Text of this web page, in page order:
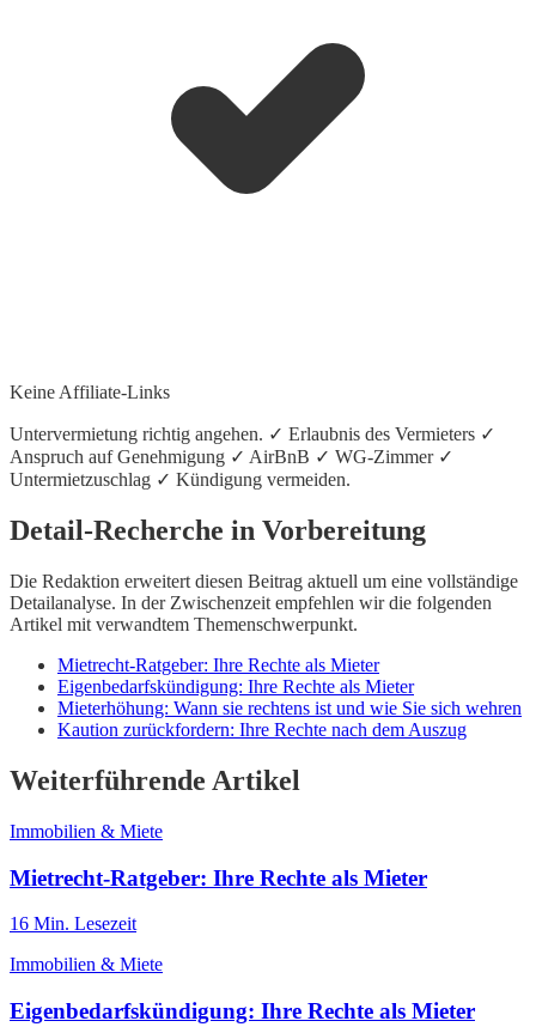
Keine Affiliate-Links
Untervermietung richtig angehen. ✓ Erlaubnis des Vermieters ✓
Anspruch auf Genehmigung ✓ AirBnB ✓ WG-Zimmer ✓
Untermietzuschlag ✓ Kündigung vermeiden.
Detail-Recherche in Vorbereitung
Die Redaktion erweitert diesen Beitrag aktuell um eine vollständige
Detailanalyse. In der Zwischenzeit empfehlen wir die folgenden
Artikel mit verwandtem Themenschwerpunkt.
Mietrecht-Ratgeber: Ihre Rechte als Mieter
Eigenbedarfskündigung: Ihre Rechte als Mieter
Mieterhöhung: Wann sie rechtens ist und wie Sie sich wehren
Kaution zurückfordern: Ihre Rechte nach dem Auszug
Weiterführende Artikel
Immobilien & Miete
Mietrecht-Ratgeber: Ihre Rechte als Mieter
16 Min. Lesezeit
Immobilien & Miete
Eigenbedarfskündigung: Ihre Rechte als Mieter